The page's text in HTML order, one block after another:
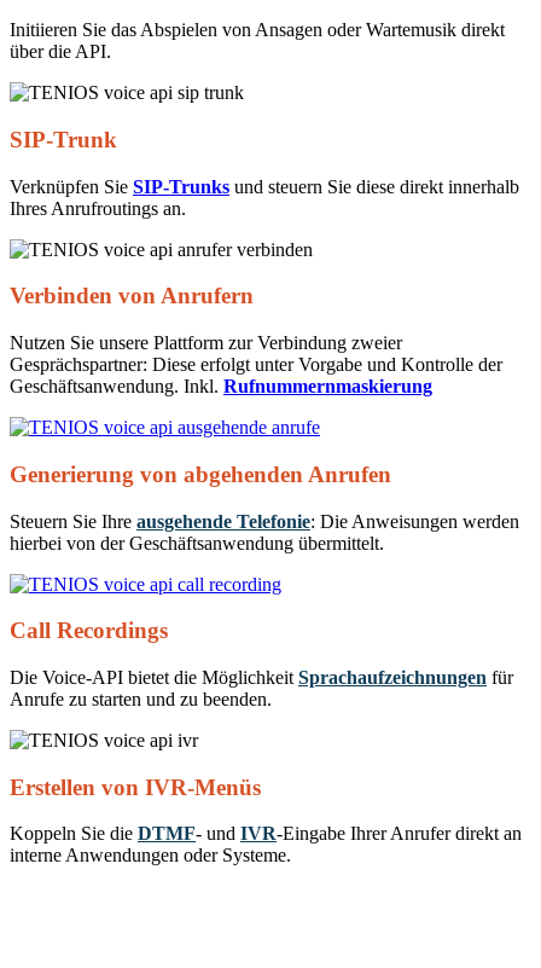
Initiieren Sie das Abspielen von Ansagen oder Wartemusik direkt
über die API.
SIP-Trunk
Verknüpfen Sie SIP-Trunks und steuern Sie diese direkt innerhalb
Ihres Anrufroutings an.
Verbinden von Anrufern
Nutzen Sie unsere Plattform zur Verbindung zweier
Gesprächspartner: Diese erfolgt unter Vorgabe und Kontrolle der
Geschäftsanwendung. Inkl. Rufnummernmaskierung
Generierung von abgehenden Anrufen
Steuern Sie Ihre ausgehende Telefonie: Die Anweisungen werden
hierbei von der Geschäftsanwendung übermittelt.
Call Recordings
Die Voice-API bietet die Möglichkeit Sprachaufzeichnungen für
Anrufe zu starten und zu beenden.
Erstellen von IVR-Menüs
Koppeln Sie die DTMF- und IVR-Eingabe Ihrer Anrufer direkt an
interne Anwendungen oder Systeme.